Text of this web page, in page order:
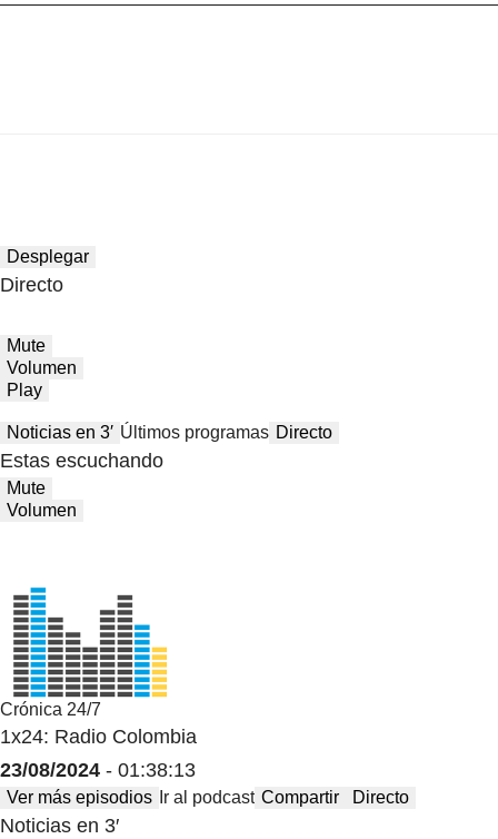
Desplegar
Directo
Mute
Volumen
Play
Noticias en 3′ Últimos programas Directo
Estas escuchando
Mute
Volumen
Crónica 24/7
1x24: Radio Colombia
23/08/2024 - 01:38:13
Ver más episodios Ir al podcast Compartir Directo
Noticias en 3′